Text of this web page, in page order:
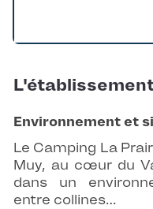
Environnement et
Le Camping La
Muy, au cœur du
dans un
entre collines…